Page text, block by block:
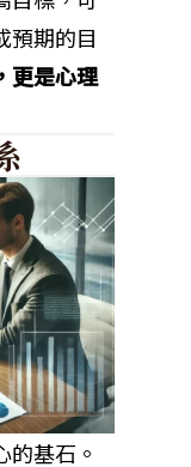
預期的目
更是心理
基石。